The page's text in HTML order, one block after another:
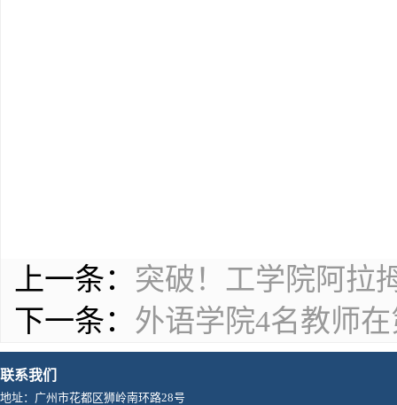
上一条： 突破！工学院阿拉
下一条： 外语学院4名教师
联系我们
地址：广州市花都区狮岭南环路28号